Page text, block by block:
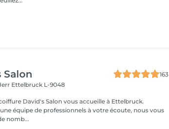
Salon
163
Ettelbruck L-9048
David's Salon vous accueille à Ettelbruck.
équipe de professionnels à votre écoute, nous vous
nomb...